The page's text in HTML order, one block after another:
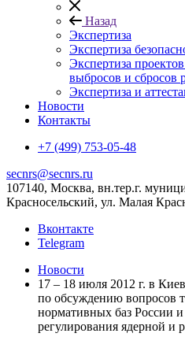
Назад
Экспертиза
Экспертиза
Экспертиза
выбросов и сбросов
Экспертиза и
Новости
Контакты
+7 (499) 753-05-48
secnrs@secnrs.ru
107140, Москва, вн.тер.г.
Красносельский, ул. Малая
Вконтакте
Telegram
Новости
17 – 18 июля 2012 г. в
по обсуждению вопросов
нормативных баз России
регулирования ядерной и